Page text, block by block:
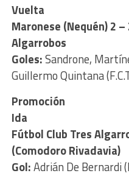
Vuelta
Maronese (Nequén) 2
Algarrobos
Goles:Sandrone,
Guillermo Quintana
Promoción
Ida
Fútbol Club Tres
(Comodoro Rivadavia)
Gol:Adrián De Bernardi